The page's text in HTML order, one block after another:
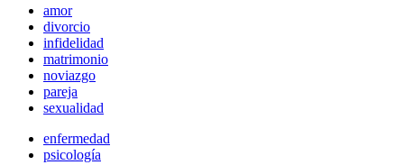
amor
divorcio
infidelidad
matrimonio
noviazgo
pareja
sexualidad
enfermedad
psicología